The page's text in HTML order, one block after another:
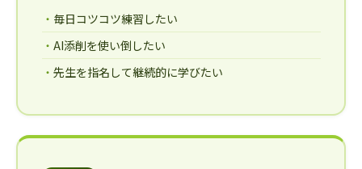
毎日コツコツ練習したい
AI添削を使い倒したい
先生を指名して継続的に学びたい